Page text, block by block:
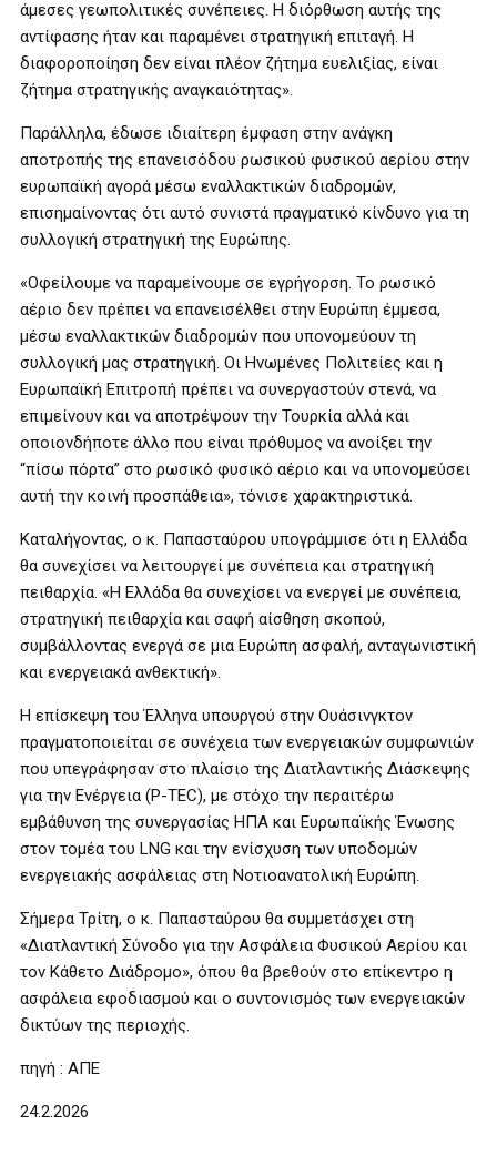
άμεσες γεωπολιτικές συνέπειες. Η διόρθωση αυτής της
αντίφασης ήταν και παραμένει στρατηγική επιταγή. Η
διαφοροποίηση δεν είναι πλέον ζήτημα ευελιξίας, είναι
ζήτημα στρατηγικής αναγκαιότητας».
Παράλληλα, έδωσε ιδιαίτερη έμφαση στην ανάγκη
αποτροπής της επανεισόδου ρωσικού φυσικού αερίου στην
ευρωπαϊκή αγορά μέσω εναλλακτικών διαδρομών,
επισημαίνοντας ότι αυτό συνιστά πραγματικό κίνδυνο για τη
συλλογική στρατηγική της Ευρώπης.
«Οφείλουμε να παραμείνουμε σε εγρήγορση. Το ρωσικό
αέριο δεν πρέπει να επανεισέλθει στην Ευρώπη έμμεσα,
μέσω εναλλακτικών διαδρομών που υπονομεύουν τη
συλλογική μας στρατηγική. Οι Ηνωμένες Πολιτείες και η
Ευρωπαϊκή Επιτροπή πρέπει να συνεργαστούν στενά, να
επιμείνουν και να αποτρέψουν την Τουρκία αλλά και
οποιονδήποτε άλλο που είναι πρόθυμος να ανοίξει την
“πίσω πόρτα” στο ρωσικό φυσικό αέριο και να υπονομεύσει
αυτή την κοινή προσπάθεια», τόνισε χαρακτηριστικά.
Καταλήγοντας, ο κ. Παπασταύρου υπογράμμισε ότι η Ελλάδα
θα συνεχίσει να λειτουργεί με συνέπεια και στρατηγική
πειθαρχία. «Η Ελλάδα θα συνεχίσει να ενεργεί με συνέπεια,
στρατηγική πειθαρχία και σαφή αίσθηση σκοπού,
συμβάλλοντας ενεργά σε μια Ευρώπη ασφαλή, ανταγωνιστική
και ενεργειακά ανθεκτική».
Η επίσκεψη του Έλληνα υπουργού στην Ουάσινγκτον
πραγματοποιείται σε συνέχεια των ενεργειακών συμφωνιών
που υπεγράφησαν στο πλαίσιο της Διατλαντικής Διάσκεψης
για την Ενέργεια (P-TEC), με στόχο την περαιτέρω
εμβάθυνση της συνεργασίας ΗΠΑ και Ευρωπαϊκής Ένωσης
στον τομέα του LNG και την ενίσχυση των υποδομών
ενεργειακής ασφάλειας στη Νοτιοανατολική Ευρώπη.
Σήμερα Τρίτη, ο κ. Παπασταύρου θα συμμετάσχει στη
«Διατλαντική Σύνοδο για την Ασφάλεια Φυσικού Αερίου και
τον Κάθετο Διάδρομο», όπου θα βρεθούν στο επίκεντρο η
ασφάλεια εφοδιασμού και ο συντονισμός των ενεργειακών
δικτύων της περιοχής.
πηγή : ΑΠΕ
24.2.2026